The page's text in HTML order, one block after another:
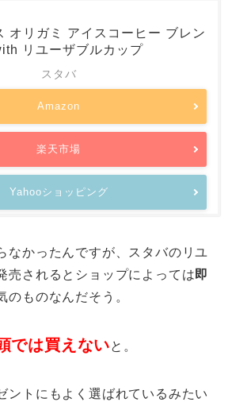
オリガミ アイスコーヒー ブレン
リユーザブルカップ
スタバ
Amazon
楽天市場
Yahooショッピング
なかったんですが、スタバのリユ
売されるとショップによっては 即
のものなんだそう。
では買えないと。
ントにもよく選ばれているみたい